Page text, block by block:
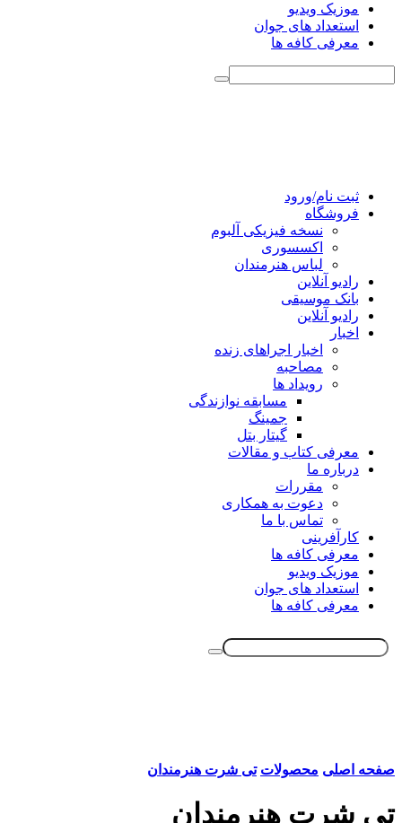
موزیک ویدیو
استعداد های جوان
معرفی کافه ها
ثبت نام/ورود
فروشگاه
نسخه فیزیکی آلبوم
اکسسوری
لباس هنرمندان
رادیو آنلاین
بانک موسیقی
رادیو آنلاین
اخبار
اخبار اجراهای زنده
مصاحبه
رویداد ها
مسابقه نوازندگی
جمینگ
گیتار بتل
معرفی کتاب و مقالات
درباره ما
مقررات
دعوت به همکاری
تماس با ما
کارآفرینی
معرفی کافه ها
موزیک ویدیو
استعداد های جوان
معرفی کافه ها
صفحه اصلی محصولات تی شرت هنرمندان
تی شرت هنرمندان